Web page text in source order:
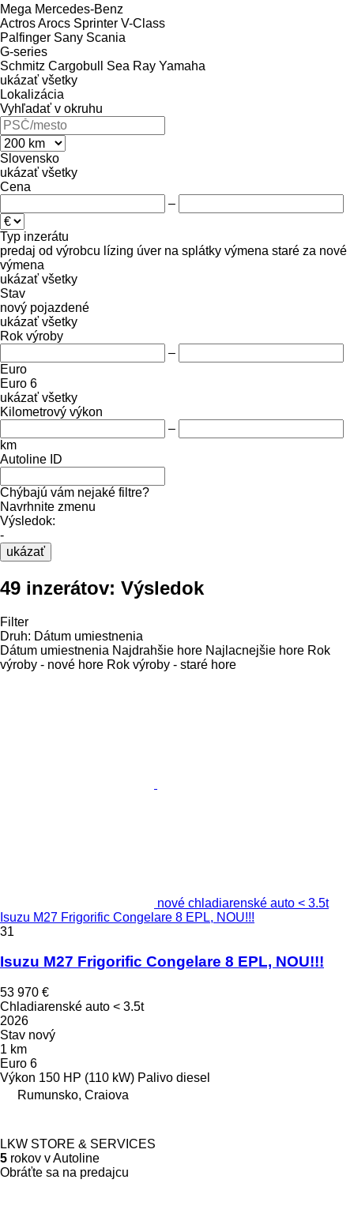
Mega Mercedes-Benz
ActrosArocs Sprinter V-Class
Palfinger Sany Scania
G-series
Schmitz Cargobull
Sea Ray Yamaha
ukázať všetky
Lokalizácia
Vyhľadať v okruhu
Slovensko
ukázať všetky
Cena
–
Typ inzerátu
predaj od výrobcu lízing úver na splátky výmena staré za nové
výmena
ukázať všetky
Stav
nový pojazdené
ukázať všetky
Rok výroby
–
Euro
Euro 6
ukázať všetky
Kilometrový výkon
–
km
Autoline ID
Chýbajú vám nejaké filtre?
Navrhnite zmenu
Výsledok:
-
ukázať
49 inzerátov: Výsledok
Filter
Druh: Dátum umiestnenia
Dátum umiestnenia Najdrahšie hore Najlacnejšie hore Rok
výroby - nové hore Rok výroby - staré hore
nové chladiarenské auto < 3.5t
Isuzu M27 Frigorific Congelare 8 EPL, NOU!!!
31
Isuzu M27 Frigorific Congelare 8 EPL, NOU!!!
53 970 €
Chladiarenské auto < 3.5t
2026
Stav nový
1 km
Euro 6
Výkon 150 HP (110 kW) Palivo diesel
Rumunsko, Craiova
LKW STORE & SERVICES
5 rokov v Autoline
Obráťte sa na predajcu